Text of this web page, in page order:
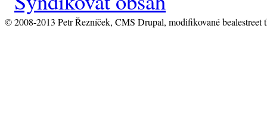
© 2008-2013 Petr Řezníček, CMS Drupal, modifikované bealestreet